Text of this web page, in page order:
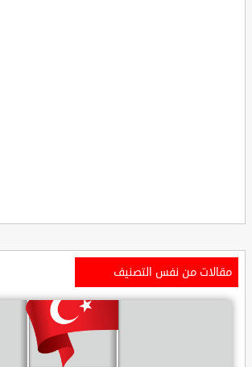
مقالات من نفس التصنيف